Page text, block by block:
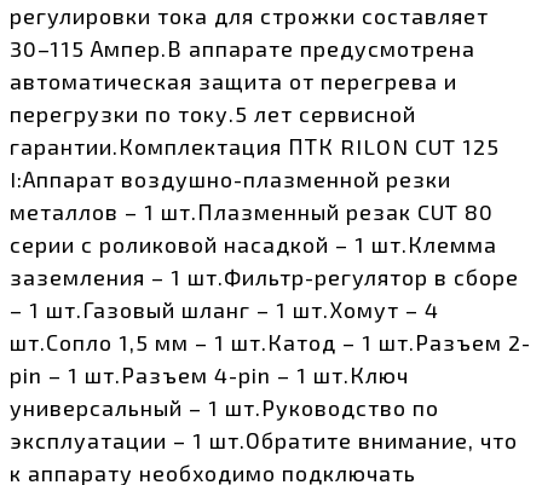
регулировки тока для строжки составляет
30–115 Ампер.В аппарате предусмотрена
автоматическая защита от перегрева и
перегрузки по току.5 лет сервисной
гарантии.Комплектация ПТК RILON CUT 125
I:Аппарат воздушно-плазменной резки
металлов – 1 шт.Плазменный резак CUT 80
серии с роликовой насадкой – 1 шт.Клемма
заземления – 1 шт.Фильтр-регулятор в сборе
– 1 шт.Газовый шланг – 1 шт.Хомут – 4
шт.Сопло 1,5 мм – 1 шт.Катод – 1 шт.Разъем 2-
pin – 1 шт.Разъем 4-pin – 1 шт.Ключ
универсальный – 1 шт.Руководство по
эксплуатации – 1 шт.Обратите внимание, что
к аппарату необходимо подключать